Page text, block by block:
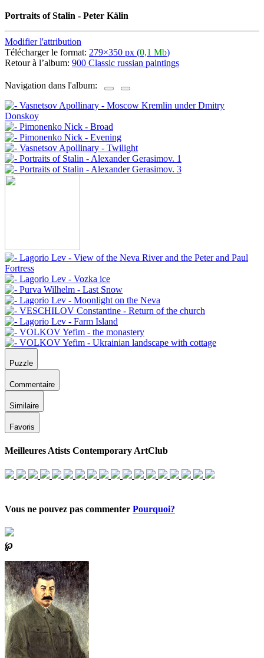
Portraits of Stalin - Peter Kälin
Modifier l'attribution
Télécharger le format: 279×350 px (0,1 Mb)
Retour à l’album: 900 Classic russian paintings
Navigation dans l'album:
Puzzle
Commentaire
Similaire
Favoris
Meilleures Atists Contemporary ArtClub
Vous ne pouvez pas commenter Pourquoi?
℘